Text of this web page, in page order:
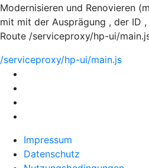
Modernisieren und Renovieren
mit mit der Ausprägung , der ID
Route /serviceproxy/hp-ui/
/serviceproxy/hp-ui/main.js
Impressum
Datenschutz